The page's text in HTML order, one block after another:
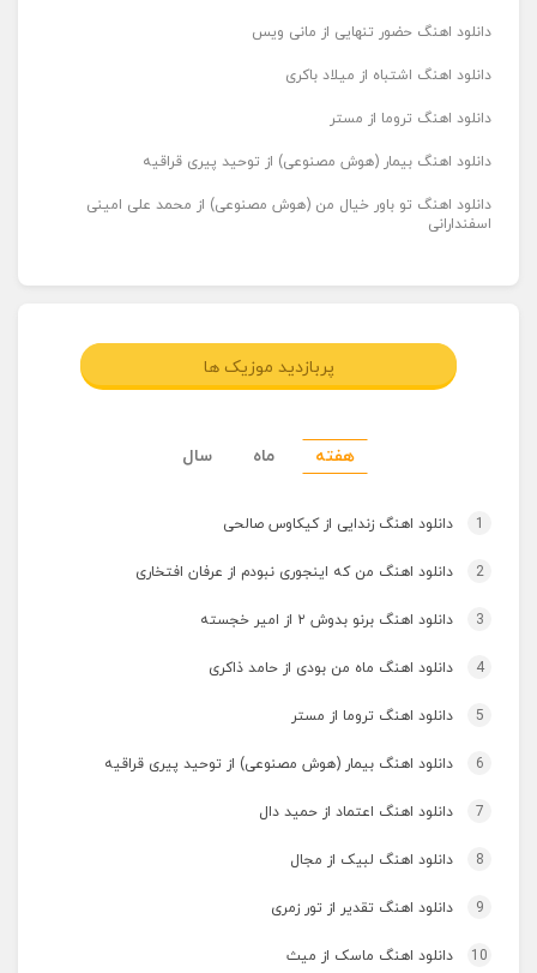
دانلود اهنگ حضور تنهایی از مانی ویس
دانلود اهنگ اشتباه از میلاد باکری
دانلود اهنگ تروما از مستر
دانلود اهنگ بیمار (هوش مصنوعی) از توحید پیری قراقیه
دانلود اهنگ تو باور خیال من (هوش مصنوعی) از محمد علی امینی
اسفندارانی
پربازدید موزیک ها
هفته ماه سال
1 دانلود اهنگ زندایی از کیکاوس صالحی
2 دانلود اهنگ من که اینجوری نبودم از عرفان افتخاری
3 دانلود اهنگ برنو بدوش ۲ از امیر خجسته
4 دانلود اهنگ ماه من بودی از حامد ذاکری
5 دانلود اهنگ تروما از مستر
6 دانلود اهنگ بیمار (هوش مصنوعی) از توحید پیری قراقیه
7 دانلود اهنگ اعتماد از حمید دال
8 دانلود اهنگ لبیک از مجال
9 دانلود اهنگ تقدیر از تور زمری
10 دانلود اهنگ ماسک از میث